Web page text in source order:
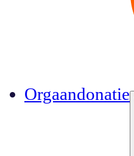
Orgaandonatie